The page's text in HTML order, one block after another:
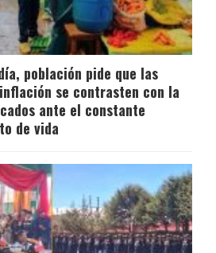
población pide que las
se contrasten con la
ante el constante
de vida